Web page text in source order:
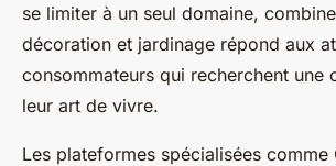
se limiter à un seul domaine,
décoration et jardinage répond aux
consommateurs qui recherchent une
leur art de vivre.
Les plateformes spécialisées comme